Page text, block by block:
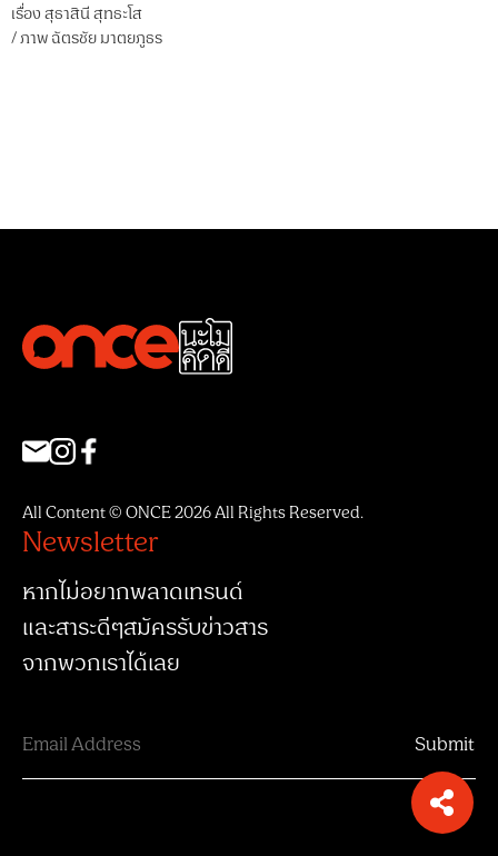
เรื่องสุธาสินี สุทธะโส
/ภาพฉัตรชัย มาตยภูธร
All Content © ONCE 2026 All Rights Reserved.
Newsletter
หากไม่อยากพลาดเทรนด์
และสาระดีๆสมัครรับข่าวสาร
จากพวกเราได้เลย